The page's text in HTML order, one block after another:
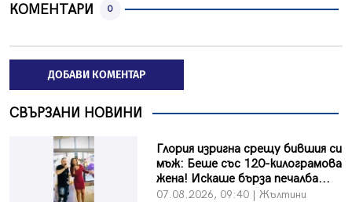
КОМЕНТАРИ 0
ДОБАВИ КОМЕНТАР
СВЪРЗАНИ НОВИНИ
Глория изригна срещу бившия си
мъж: Беше със 120-килограмова
жена! Искаше бърза печалба...
07.08.2026, 09:40 | Жълтини